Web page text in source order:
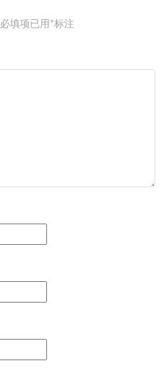
必填项已用 *标注